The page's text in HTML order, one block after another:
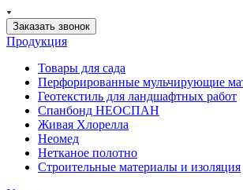
Заказать звонок
Продукция
Товары для сада
Перфорированные мульчирующие
Геотекстиль для ландшафтных работ
Спанбонд НЕОСПАН
Живая Хлорелла
Нeомед
Нетканое полотно
Строительные материалы и изоляция